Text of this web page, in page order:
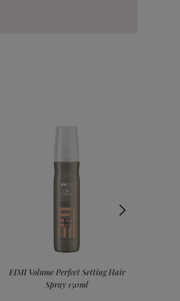
EIMI Volume Dry Me Dry Shampoo
180ml